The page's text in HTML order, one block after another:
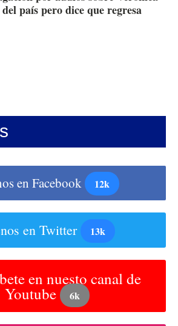
país pero dice que regresa
en Facebook 12k
en Twitter 13k
en nuesto canal de
Youtube 6k